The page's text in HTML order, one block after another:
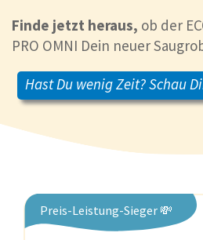
Finde jetzt heraus, ob der
PRO OMNI Dein neuer
Hast Du wenig Zeit? Schau
Preis-Leistung-Sieger 💸